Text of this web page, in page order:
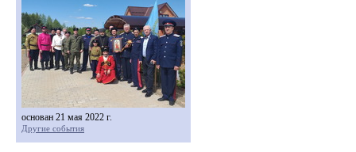
основан 21 мая 2022 г.
Другие события